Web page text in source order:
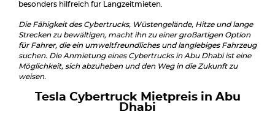
besonders hilfreich für Langzeitmieten.
Die Fähigkeit des Cybertrucks, Wüstengelände, Hitze und lange
Strecken zu bewältigen, macht ihn zu einer großartigen Option
für Fahrer, die ein umweltfreundliches und langlebiges Fahrzeug
suchen. Die Anmietung eines Cybertrucks in Abu Dhabi ist eine
Möglichkeit, sich abzuheben und den Weg in die Zukunft zu
weisen.
Tesla Cybertruck Mietpreis in Abu
Dhabi